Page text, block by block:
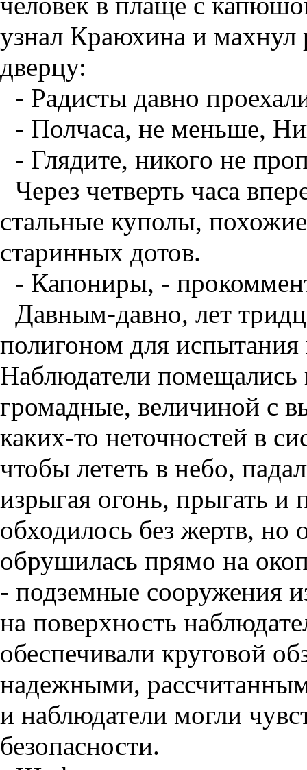
узнал Краюхина и
дверцу:
- Радисты давно
- Полчаса, не меньше,
- Глядите, никого не
Через четверть часа
стальные куполы,
старинных дотов.
- Капониры, -
Давным-давно, лет
полигоном для испытания
Наблюдатели
громадные, величиной с
каких-то неточностей в
чтобы лететь в небо,
изрыгая огонь, прыгать и
обходилось без жертв,
обрушилась прямо на
- подземные сооружения
на поверхность
обеспечивали круговой
надежными,
и наблюдатели могли
безопасности.